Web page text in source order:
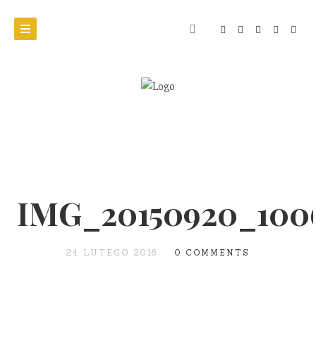
24 LUTEGO 2016 0 COMMENTS